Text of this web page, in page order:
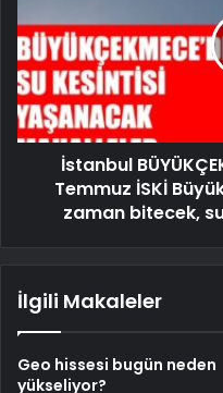
İstanbul
Temmuz İSKİ
zaman bitecek,
İlgili Makaleler
Geo hissesi bugün neden
yükseliyor?